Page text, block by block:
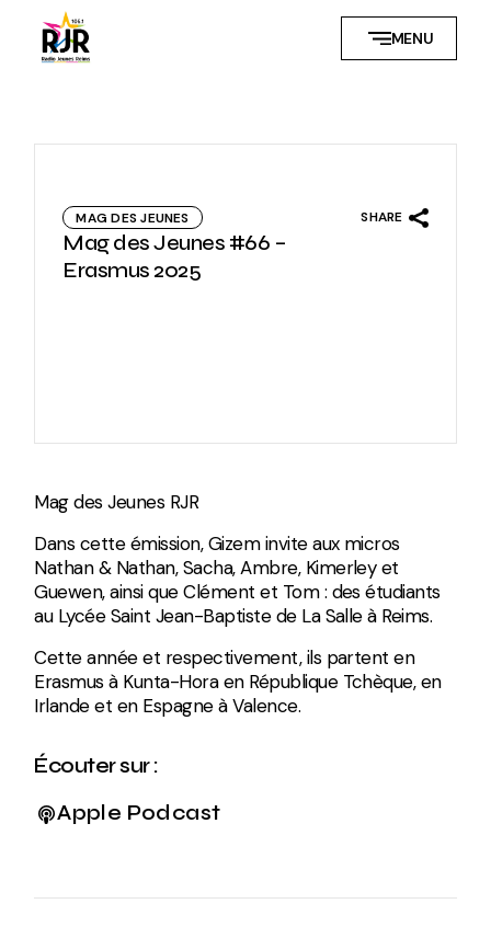
content
MENU
MAG DES JEUNES
Mag des Jeunes #66 –
Erasmus 2025
SHARE
Mag des Jeunes RJR
Dans cette émission, Gizem invite aux micros
Nathan & Nathan, Sacha, Ambre, Kimerley et
Guewen, ainsi que Clément et Tom : des étudiants
au Lycée Saint Jean-Baptiste de La Salle à Reims.
Cette année et respectivement, ils partent en
Erasmus à Kunta-Hora en République Tchèque, en
Irlande et en Espagne à Valence.
Écouter sur :
Apple Podcast